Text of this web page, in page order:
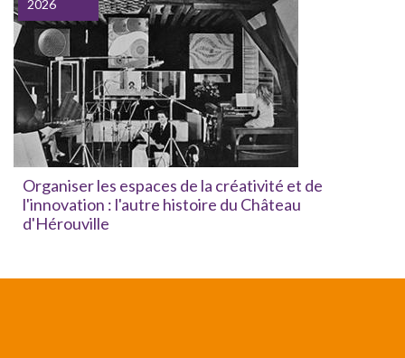
2026
Organiser les espaces de la créativité et de
l'innovation : l'autre histoire du Château
d'Hérouville